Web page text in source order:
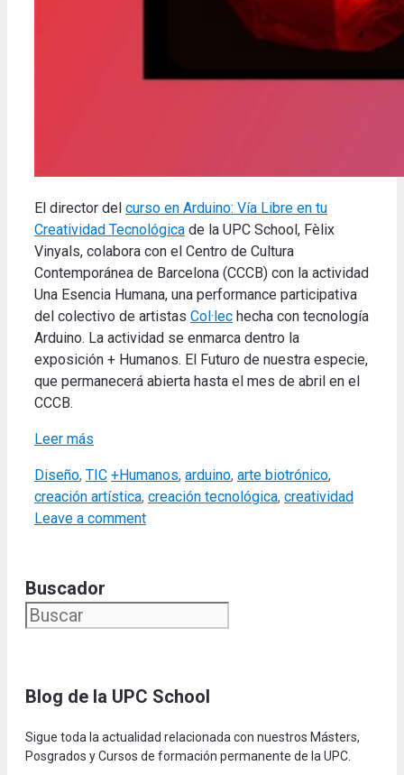
El director del curso en Arduino: Vía Libre en tu
Creatividad Tecnológica de la UPC School, Fèlix
Vinyals, colabora con el Centro de Cultura
Contemporánea de Barcelona (CCCB) con la actividad
Una Esencia Humana, una performance participativa
del colectivo de artistas Col·lec hecha con tecnología
Arduino. La actividad se enmarca dentro la
exposición + Humanos. El Futuro de nuestra especie,
que permanecerá abierta hasta el mes de abril en el
CCCB.
Leer más
Categories
Diseño, TIC Tags
+Humanos, arduino, arte biotrónico,
creación artística, creación tecnológica, creatividad
Leave a comment
Buscador
Blog de la UPC School
Sigue toda la actualidad relacionada con nuestros Másters,
Posgrados y Cursos de formación permanente de la UPC.